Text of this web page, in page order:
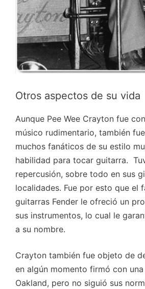
Otros aspectos de su vida
Aunque Pee Wee Crayton fue
músico rudimentario, también
muchos fanáticos de su estilo
habilidad para tocar guitarra.
repercusión, sobre todo en sus
localidades. Fue por esto que el
guitarras Fender le ofreció un
sus instrumentos, lo cual le
a su nombre.
Crayton también fue objeto de
en algún momento firmó con
Oakland, pero no siguió sus